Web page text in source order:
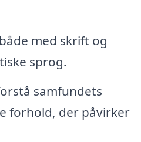
med skrift og
sprog.
samfundets
forhold, der påvirker